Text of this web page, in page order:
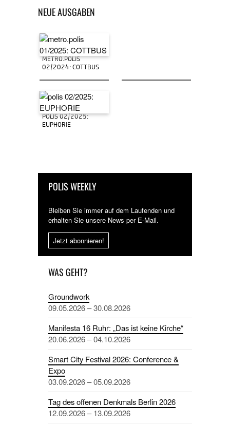
NEUE AUSGABEN
METRO.POLIS
02/2024: COTTBUS
POLIS 02/2025:
EUPHORIE
POLIS WEEKLY
Bleiben Sie immer auf dem Laufenden und
erhalten Sie unsere News per E-Mail.
Jetzt abonnieren!
WAS GEHT?
Groundwork
09.05.2026 – 30.08.2026
Manifesta 16 Ruhr: „Das ist keine Kirche“
20.06.2026 – 04.10.2026
Smart City Festival 2026: Conference &
Expo
03.09.2026 – 05.09.2026
Tag des offenen Denkmals Berlin 2026
12.09.2026 – 13.09.2026